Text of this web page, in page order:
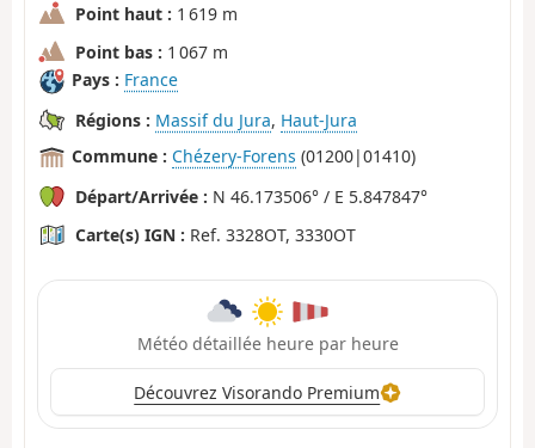
Point haut : 1 619 m
Point bas : 1 067 m
Pays : France
Régions : Massif du Jura, Haut-Jura
Commune : Chézery-Forens (01200|01410)
Départ/Arrivée : N 46.173506° / E 5.847847°
Carte(s) IGN : Ref. 3328OT, 3330OT
Météo détaillée heure par heure
Découvrez Visorando Premium